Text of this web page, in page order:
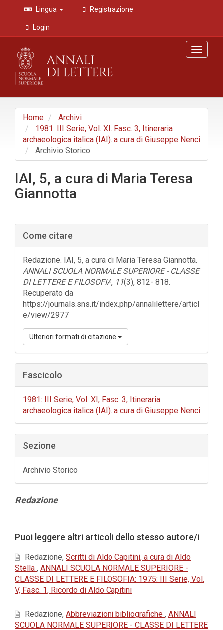
Navigazione
principale
Contenuto
principale
Barra
laterale
Lingua Registrazione
Login
Toggle
Home
Archivi
1981: III Serie, Vol. XI, Fasc. 3, Itineraria
archaeologica italica (IAI), a cura di Giuseppe Nenci
Archivio Storico
IAI, 5, a cura di Maria Teresa
Giannotta
Barra
laterale
dell'articolo
Come citare
Redazione. IAI, 5, a cura di Maria Teresa Giannotta.
ANNALI SCUOLA NORMALE SUPERIORE - CLASSE
DI LETTERE E FILOSOFIA, 11(3), 812- 818.
Recuperato da
https://journals.sns.it/index.php/annalilettere/articl
e/view/2977
Ulteriori formati di citazione
Fascicolo
1981: III Serie, Vol. XI, Fasc. 3, Itineraria
archaeologica italica (IAI), a cura di Giuseppe Nenci
Sezione
Archivio Storico
Contenuto
Redazione
dell'articolo
Puoi leggere altri articoli dello stesso autore/i
Redazione, Scritti di Aldo Capitini, a cura di Aldo
Stella , ANNALI SCUOLA NORMALE SUPERIORE -
CLASSE DI LETTERE E FILOSOFIA: 1975: III Serie, Vol.
V, Fasc. 1, Ricordo di Aldo Capitini
Redazione, Abbreviazioni bibliografiche , ANNALI
SCUOLA NORMALE SUPERIORE - CLASSE DI LETTERE